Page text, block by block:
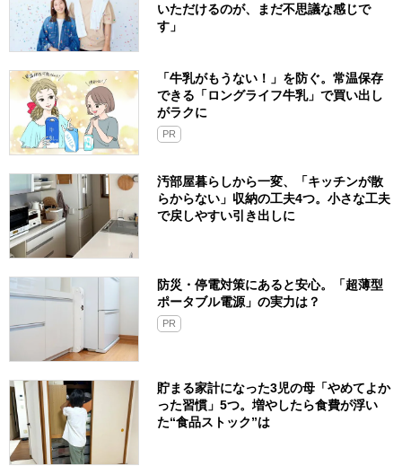
いただけるのが、まだ不思議な感じで
す」
「牛乳がもうない！」を防ぐ。常温保存
できる「ロングライフ牛乳」で買い出し
がラクに
PR
汚部屋暮らしから一変、「キッチンが散
らからない」収納の工夫4つ。小さな工夫
で戻しやすい引き出しに
防災・停電対策にあると安心。「超薄型
ポータブル電源」の実力は？​
PR
貯まる家計になった3児の母「やめてよか
った習慣」5つ。増やしたら食費が浮い
た“食品ストック”は